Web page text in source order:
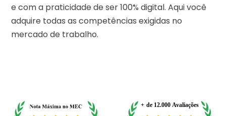
e com a praticidade de ser 100% digital. Aqui você
adquire todas as competências exigidas no
mercado de trabalho.